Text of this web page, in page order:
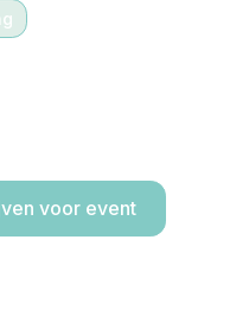
31/7/2025 10:00
voor event